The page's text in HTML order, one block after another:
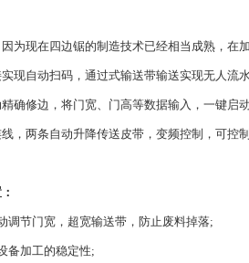
现在四边锯的制造技术已经相当成熟，在
现自动扫码，通过式输送带输送实现无人流
修边，将门宽、门高等数据输入，一键启
，两条自动升降传送皮带，变频控制，可控
节门宽，超宽输送带，防止废料掉落;
加工的稳定性;